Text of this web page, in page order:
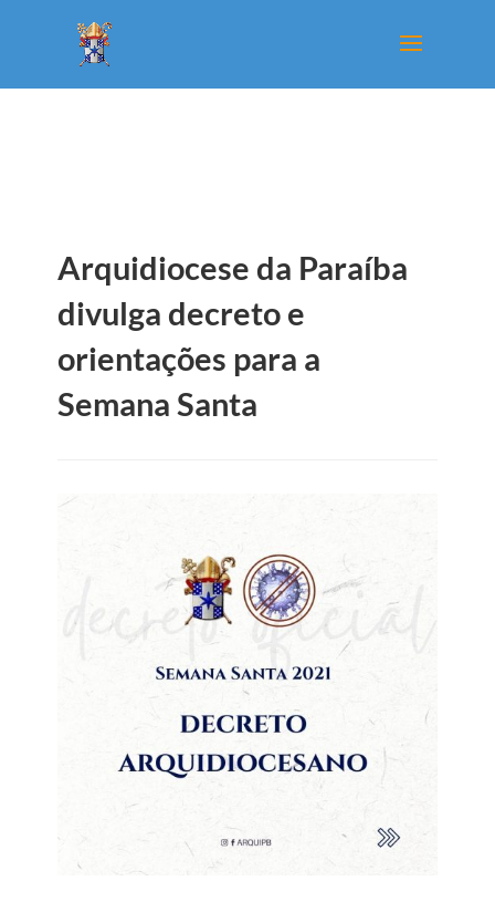
Arquidiocese da Paraíba
divulga decreto e
orientações para a
Semana Santa